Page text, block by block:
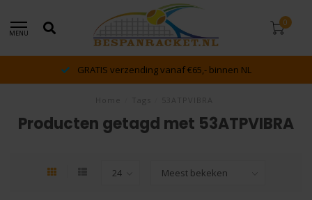
MENU
0
GRATIS verzending vanaf €65,- binnen NL
Producten getagd met 53ATPVIBRA